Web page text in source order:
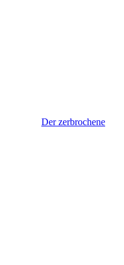
Der zerbrochene